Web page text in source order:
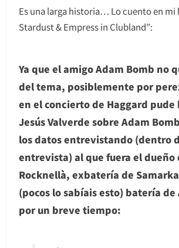
Es una larga historia… Lo cuento en mi
Stardust & Empress in Clubland”:
Ya que el amigo Adam Bomb no
del tema, posiblemente por
en el concierto de Haggard pude
Jesús Valverde sobre Adam
los datos entrevistando (dentro
entrevista) al que fuera el dueño
Rocknellà, exbatería de
(pocos lo sabíais esto) batería de
por un breve tiempo: